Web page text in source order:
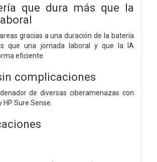
que dura más que la
gracias a una duración de la batería
que una jornada laboral y que la IA
eficiente.
complicaciones
de diversas ciberamenazas con
HP Sure Sense.